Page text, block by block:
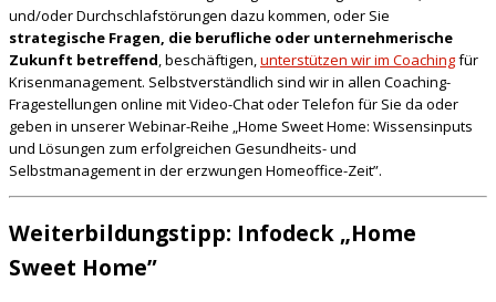
und/oder Durchschlafstörungen dazu kommen, oder Sie
strategische Fragen, die berufliche oder unternehmerische
Zukunft betreffend, beschäftigen,unterstützen wir im Coachingfür
Krisenmanagement. Selbstverständlich sind wir in allen Coaching-
Fragestellungen online mit Video-Chat oder Telefon für Sie da oder
geben in unserer Webinar-Reihe „Home Sweet Home: Wissensinputs
und Lösungen zum erfolgreichen Gesundheits- und
Selbstmanagement in der erzwungen Homeoffice-Zeit”.
Weiterbildungstipp: Infodeck „Home
Sweet Home”